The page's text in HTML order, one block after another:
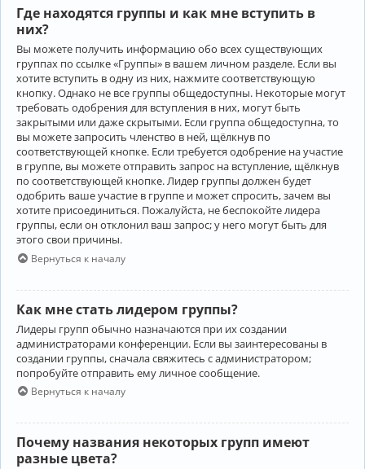
Где находятся группы и как мне вступить в
них?
Вы можете получить информацию обо всех существующих
группах по ссылке «Группы» в вашем личном разделе. Если вы
хотите вступить в одну из них, нажмите соответствующую
кнопку. Однако не все группы общедоступны. Некоторые могут
требовать одобрения для вступления в них, могут быть
закрытыми или даже скрытыми. Если группа общедоступна, то
вы можете запросить членство в ней, щёлкнув по
соответствующей кнопке. Если требуется одобрение на участие
в группе, вы можете отправить запрос на вступление, щёлкнув
по соответствующей кнопке. Лидер группы должен будет
одобрить ваше участие в группе и может спросить, зачем вы
хотите присоединиться. Пожалуйста, не беспокойте лидера
группы, если он отклонил ваш запрос; у него могут быть для
этого свои причины.
Вернуться к началу
Как мне стать лидером группы?
Лидеры групп обычно назначаются при их создании
администраторами конференции. Если вы заинтересованы в
создании группы, сначала свяжитесь с администратором;
попробуйте отправить ему личное сообщение.
Вернуться к началу
Почему названия некоторых групп имеют
разные цвета?